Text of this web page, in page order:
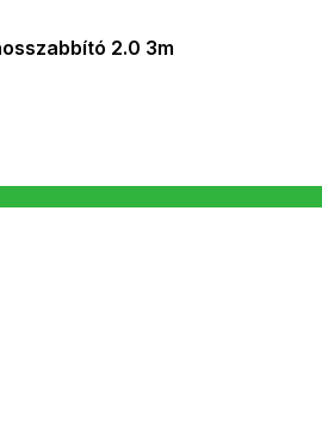
2.0 3m